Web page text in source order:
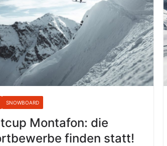
SNOWBOARD
Montafon: die
finden statt!